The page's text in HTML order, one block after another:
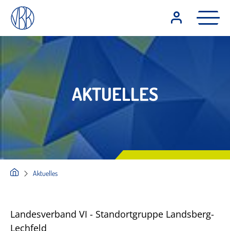
AKTUELLES
Aktuelles
Landesverband VI - Standortgruppe Landsberg-
Lechfeld